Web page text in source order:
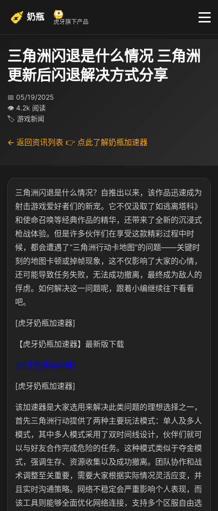
奶瓶 虎牙旗下产品
三角洲闪退是什么情况 三角洲
更新后闪退解决方式分享
📅 05/19/2025
👁 4.2k 阅读
🏷 游戏新闻
← 返回资讯列表 👉 点此了解奶瓶加速器
三角洲闪退是什么情况？自推出以来，该作品迅速成为
射击游戏爱好者们的新宠。它不仅汲取了如逃离塔科》
和使命召唤等经典作品的精华，还带来了全新的沉浸式
枪战体验。但是许多伙伴们在享受这款精彩过程中时
候，都会遭遇了“三角洲行动卡地图”的问题——关键时
刻的地图卡顿或掉帧现象，这不仅影响了大家的心情，
还可能导致任务失败，无法成功撤离，最终成为敌人的
俘虏。如何解决这一问题呢，跟着小编继续往下看看
吧。
[虎牙奶瓶加速器]
【虎牙奶瓶加速器】最新版下载
[虎牙奶瓶加速器]
[虎牙奶瓶加速器]
该加速器是大家选用来解决此类问题的理想选择之一，
首先三角洲行动提供了两种主要玩法模式：单人及多人
模式，其中多人模式采用了双时间线设计，伙伴们就可
以与好友合作完成危险的任务。这种模式类似于夺金模
式，强调生存、资源收集以及成功撤离。团队协作和战
术调整至关重要，需要大家根据实际情况灵活应变，并
且实时沟通策略。网络不稳定会严重影响个人表现，而
该工具则能够全面优化网络连接，支持多个区服自由选